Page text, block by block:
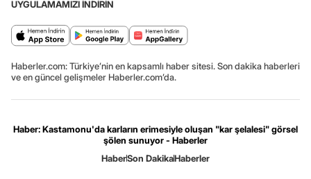
UYGULAMAMIZI İNDİRİN
Haberler.com: Türkiye’nin en kapsamlı haber sitesi. Son dakika haberleri
ve en güncel gelişmeler Haberler.com’da.
Haber: Kastamonu'da karların erimesiyle oluşan "kar şelalesi" görsel
şölen sunuyor - Haberler
HaberSon DakikaHaberler